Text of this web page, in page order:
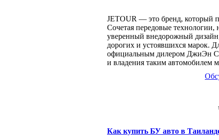
JETOUR — это бренд, который
Сочетая передовые
уверенный внедорожный
дорогих и устоявшихся марок.
официальным дилером ДжиЭн
и владения таким автомобилем
Как купить БУ авто в